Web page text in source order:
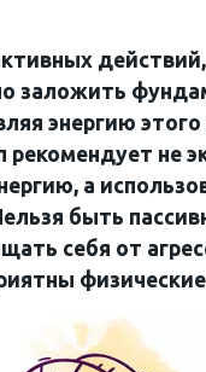
заложить
энергию
рекомендует не
а
быть
себя от
физические